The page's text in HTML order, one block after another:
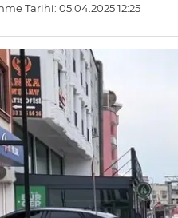
Tarihi: 05.04.2025 12:25